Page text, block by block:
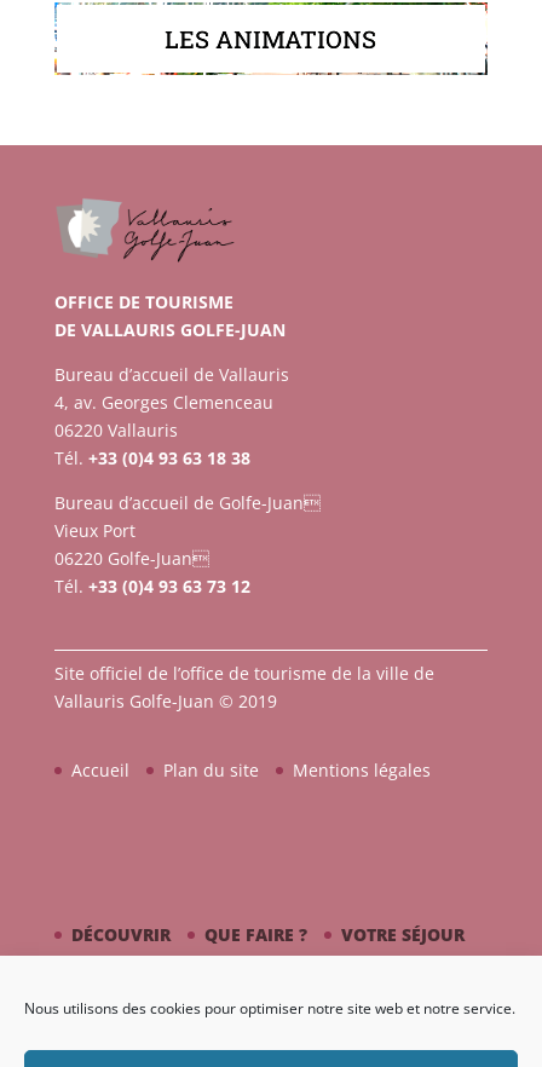
Nous utilisons des cookies pour optimiser notre site web et notre service.
LES ANIMATIONS
OFFICE DE TOURISME
DE VALLAURIS GOLFE-JUAN
Bureau d’accueil de Vallauris
4, av. Georges Clemenceau
06220 Vallauris
Tél. +33 (0)4 93 63 18 38
Bureau d’accueil de Golfe-Juan
Vieux Port
06220 Golfe-Juan
Tél. +33 (0)4 93 63 73 12
Site officiel de l’office de tourisme de la ville de
Vallauris Golfe-Juan © 2019
Accueil Plan du site Mentions légales
DÉCOUVRIR QUE FAIRE ?
VOTRE SÉJOUR
AGENDA GALERIE